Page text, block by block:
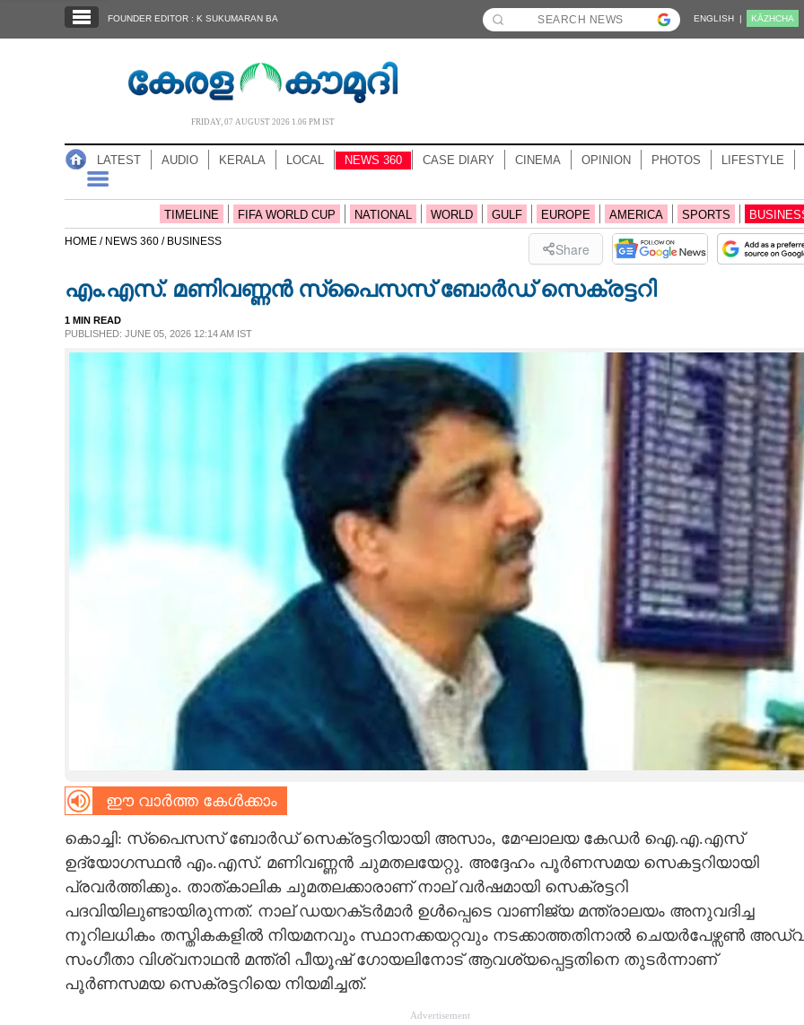
NOTIFIED NEWS
CARTOONS
LITERATURE
CONTACT US
FOUNDER EDITOR : K SUKUMARAN BA ENGLISH | KĀZHCHA
FRIDAY, 07 AUGUST 2026 1.06 PM IST
LATEST AUDIO KERALA LOCAL NEWS 360 CASE DIARY CINEMA OPINION PHOTOS LIFESTYLE
TIMELINE FIFA WORLD CUP NATIONAL WORLD GULF EUROPE AMERICA SPORTS
HOME / NEWS 360 / BUSINESS Share
എം.എസ്. മണിവണ്ണൻ സ്‌പൈസസ് ബോർഡ് സെക്രട്ടറി
1 MIN READ
PUBLISHED: JUNE 05, 2026 12:14 AM IST
ഈ വാർത്ത കേൾക്കാം
കൊച്ചി: സ്‌പൈസസ് ബോർഡ് സെക്രട്ടറിയായി അസാം, മേഘാലയ കേഡർ ഐ.എ.എസ്
ഉദ്യോഗസ്ഥൻ എം.എസ്. മണിവണ്ണൻ ചുമതലയേറ്റു. അദ്ദേഹം പൂർണസമയ സെകട്ടറിയായി
പ്രവർത്തിക്കും. താത്കാലിക ചുമതലക്കാരാണ് നാല് വർഷമായി സെക്രട്ടറി
പദവിയിലുണ്ടായിരുന്നത്. നാല് ഡയറക്‌ടർമാർ ഉൾപ്പെടെ വാണിജ്യ മന്ത്രാലയം അനുവദിച്ച
നൂറിലധികം തസ്തികകളിൽ നിയമനവും സ്ഥാനക്കയറ്റവും നടക്കാത്തതിനാൽ ചെയർപേഴ്സൺ
സംഗീതാ വിശ്വനാഥൻ മന്ത്രി പീയൂഷ് ഗോയലിനോട് ആവശ്യപ്പെട്ടതിനെ തുടർന്നാണ്
പൂർണസമയ സെക്രട്ടറിയെ നിയമിച്ചത്.
Advertisement